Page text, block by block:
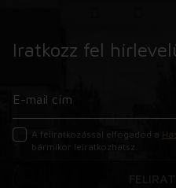
Iratkozz fel
A feliratkozással elfogadod a
bármikor leiratkozhatsz.